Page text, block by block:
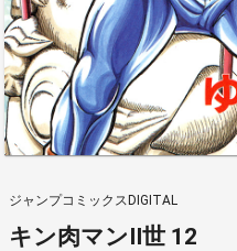
ジャンプコミックスDIGITAL
キン肉マンII世 12